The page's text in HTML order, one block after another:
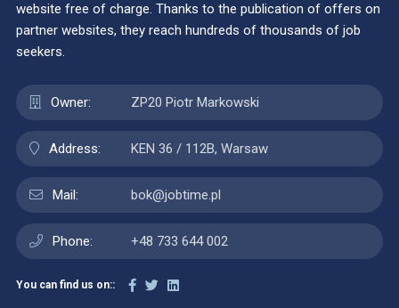
website free of charge. Thanks to the publication of offers on
partner websites, they reach hundreds of thousands of job
seekers.
Owner: ZP20 Piotr Markowski
Address: KEN 36 / 112B, Warsaw
Mail: bok@jobtime.pl
Phone: +48 733 644 002
You can find us on::